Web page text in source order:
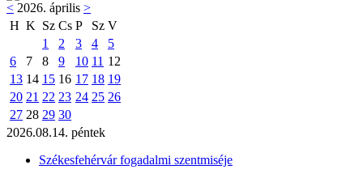
< 2026. április >
H K Sz Cs P Sz V
1
2 3 4
5
6
7 8 9 10 11 12
13 14 15 16 17 18 19
20 21 22 23 24 25 26
27 28 29 30
2026.08.14. péntek
Székesfehérvár fogadalmi szentmiséje